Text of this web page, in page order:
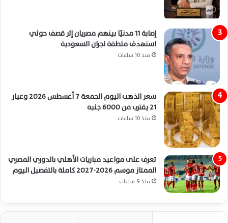
إصابة 11 مدنيًا بينهم مصريان إثر قصف حوثي
استهدف منطقة نجران السعودية
منذ 10 ساعات
سعر الذهب اليوم الجمعة 7 أغسطس 2026 وعيار
21 يقترب من 6000 جنيه
منذ 10 ساعات
تعرف على مواعيد مباريات الأهلي بالدوري المصري
الممتاز موسم 2026-2027 كاملة بالتفصيل اليوم
منذ 9 ساعات